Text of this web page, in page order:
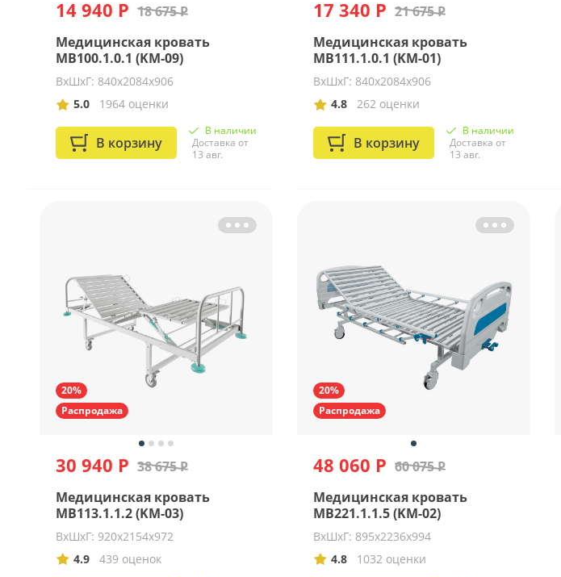
14 940 Р 18 675 Р
Медицинская кровать
MB100.1.0.1 (KM-09)
ВхШхГ: 840х2084х906
5.0
1964 оценки
В корзину
В наличии
Доставка от
13 авг.
17 340 Р 21 675 Р
Медицинская кровать
MB111.1.0.1 (KM-01)
ВхШхГ: 840х2084х906
4.8
262 оценки
В корзину
В наличии
Доставка от
13 авг.
20%
Распродажа
30 940 Р 38 675 Р
Медицинская кровать
MB113.1.1.2 (KM-03)
ВхШхГ: 920х2154х972
4.9
439 оценок
20%
Распродажа
48 060 Р 60 075 Р
Медицинская кровать
MB221.1.1.5 (KM-02)
ВхШхГ: 895х2236х994
4.8
1032 оценки